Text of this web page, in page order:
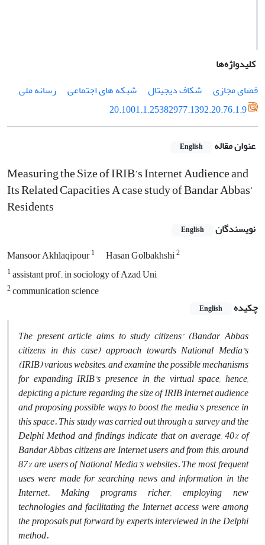
کلیدواژه‌ها
فضای مجازی
شکاف دیجیتال شبکه ­های اجتماعی
رسانه ملی
20.1001.1.25382977.1392.20.76.1.9
عنوان مقاله English
Measuring the Size of IRIB’s Internet Audience and
Its Related Capacities A case study of Bandar Abbas’
Residents
نویسندگان English
Mansoor Akhlaqipour1 Hasan Golbakhshi2
1assistant prof. in sociology of Azad Uni
2communication science
چکیده
English
The present article aims to study citizens’ (Bandar Abbas
citizens in this case) approach towards National Media’s
(IRIB) various websites, and examine the possible mechanisms
for expanding IRIB’s presence in the virtual space, hence,
depicting a picture regarding the size of IRIB Internet audience
and proposing possible ways to boost the media’s presence in
this space. This study was carried out through a survey and the
Delphi Method and findings indicate that on average, 40% of
Bandar Abbas citizens are Internet users and from this, around
87% are users of National Media’s websites. The most frequent
uses were made for searching news and information in the
Internet. Making programs richer, employing new
technologies and facilitating the Internet access were among
the proposals put forward by experts interviewed in the Delphi
method.